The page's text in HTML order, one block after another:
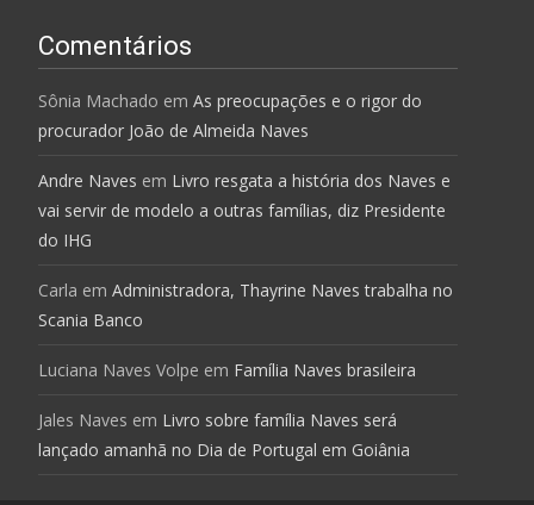
Comentários
Sônia Machado em As preocupações e o rigor do
procurador João de Almeida Naves
Andre Naves em Livro resgata a história dos Naves e
vai servir de modelo a outras famílias, diz Presidente
do IHG
Carla em Administradora, Thayrine Naves trabalha no
Scania Banco
Luciana Naves Volpe em Família Naves brasileira
Jales Naves em Livro sobre família Naves será
lançado amanhã no Dia de Portugal em Goiânia